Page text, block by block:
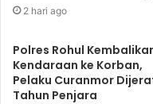
2 hari ago
Polres Rohul
Kendaraan ke Korban,
Pelaku Curanmor
Tahun Penjara